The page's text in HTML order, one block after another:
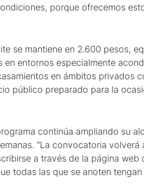
porque ofrecemos
se mantiene en 2.600 pesos,
entornos especialmente
en ámbitos privados
público preparado para la
continúa ampliando su
“La convocatoria
a través de la página web
todas las que se anoten